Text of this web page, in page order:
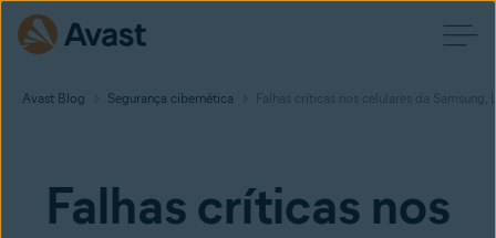
Avast Blog Segurança cibernética Falhas críticas nos celulares da Samsung,
Falhas críticas nos